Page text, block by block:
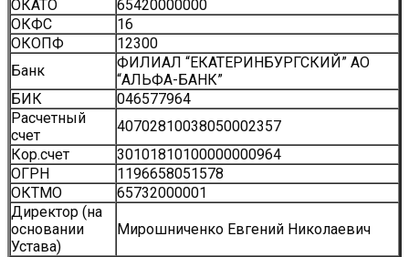
ОКАТО
65420000000
ОКФС
16
ОКОПФ
12300
Банк
ФИЛИАЛ “ЕКАТЕРИНБУРГСКИЙ” АО
“АЛЬФА-БАНК”
БИК
046577964
Расчетный
счет
40702810038050002357
Кор.счет
30101810100000000964
ОГРН
1196658051578
ОКТМО
65732000001
Директор (на
основании
Устава)
Мирошниченко Евгений Николаевич